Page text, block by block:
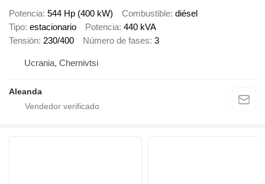
Potencia 544 Hp (400 kW) Combustible diésel
Tipo estacionario Potencia 440 kVA
Tensión 230/400 Número de fases 3
Ucrania, Chernivtsi
Aleanda